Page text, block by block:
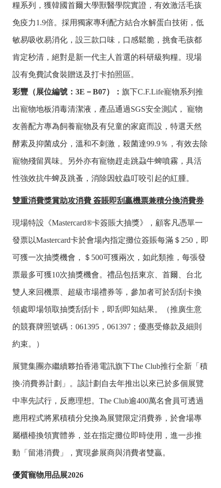
糧系列，獲韓國首爾大學獸醫學院實證，有效激活毛孩
免疫力1.9倍。採用獨家專利配方結合水解蛋白技術，低
敏易吸收易消化，設三款口味，口感鬆脆，挑食毛孩都
肯定秒清，絕對是新一代主人首選的科研級狗糧。現場
設有免費試食裝贈送及打卡拍照區。
彩豐（展位編號： 3E－B07）： 旗下C.F.Life寵物系列推
出寵物地板消毒清潔液，產品通過SGS安全測試， 寵物
友善配方專為飼養寵物及有兒童的家庭而設，特選天然
酵素及抑菌成分，溫和不刺激，殺菌達99.9％，有效去除
寵物殘留異味。另外亦有寵物趕走跳蝨牛蜱噴霧，具活
性強效抗牛蜱及跳蚤，消除因蚊蟲叮咬引起的紅腫。
雙重消費獎賞助攻消費 簽賬即刮贏機票兼積分換消費券
現場特設《Mastercard®卡簽賬大抽獎》，顧客凡憑單一
發票以Mastercard卡於會場內指定攤位簽賬每滿＄250，即
可獲一次抽獎機會，＄500可獲兩次，如此類推，每張發
票最多可獲10次抽獎機會。禮品包括東京、首爾、台北
雙人來回機票、超級市場禮券等，參加者可於刮刮卡換
領處即場領取抽獎刮刮卡，即刮即知結果。（推廣生意
的競賽牌照號碼：061395，061397；優惠受條款及細則
約束。）
展覽集團亦繼續夥拍香港電訊旗下The Club推行全新「積
換‧消費券計劃」。該計劃自去年推出以來已於多個展覽
中率先試行，反應理想。The Club逾400萬名會員可透過
應用程式將累積積分兌換為展覽限定消費券，於會場專
屬櫃檯換領實體券，並在指定攤位即時使用，進一步推
動「留港消費」，實現參展商與消費者雙贏。
優質寵物用品展2026